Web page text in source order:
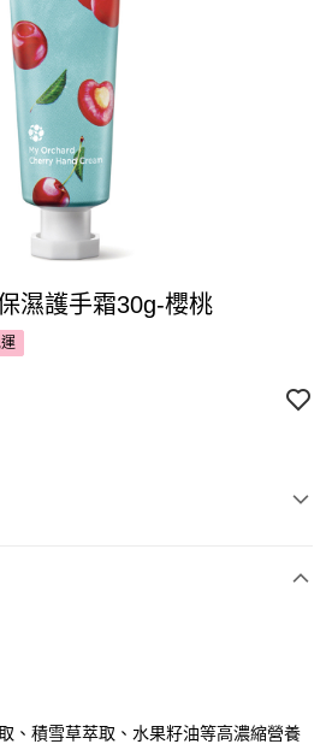
濕護手霜30g-櫻桃
、積雪草萃取、水果籽油等高濃縮營養